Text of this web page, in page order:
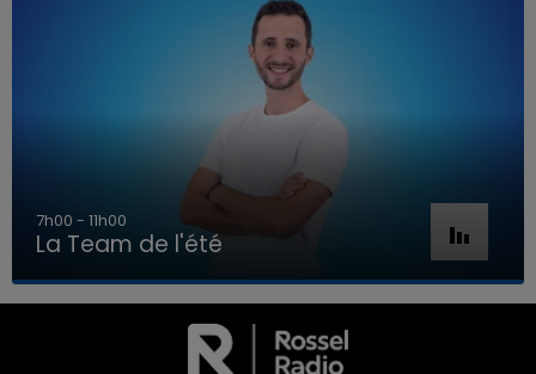
LA TEAM DE L'ÉTÉ
7h00 - 11h00
La Team de l'été